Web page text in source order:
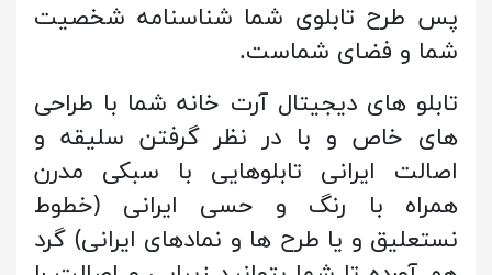
پس طرح تابلوی شما شناسنامه شخصیت
شما و فضای شماست.
تابلو های دیجیتال آرت خانه شما با طراحی
های خاص و با در نظر گرفتن سلیقه و
اصالت ایرانی تابلوهایی با سبکی مدرن
همراه با رنگ و حسی ایرانی (خطوط
نستعلیق و یا طرح ها و نمادهای ایرانی) گرد